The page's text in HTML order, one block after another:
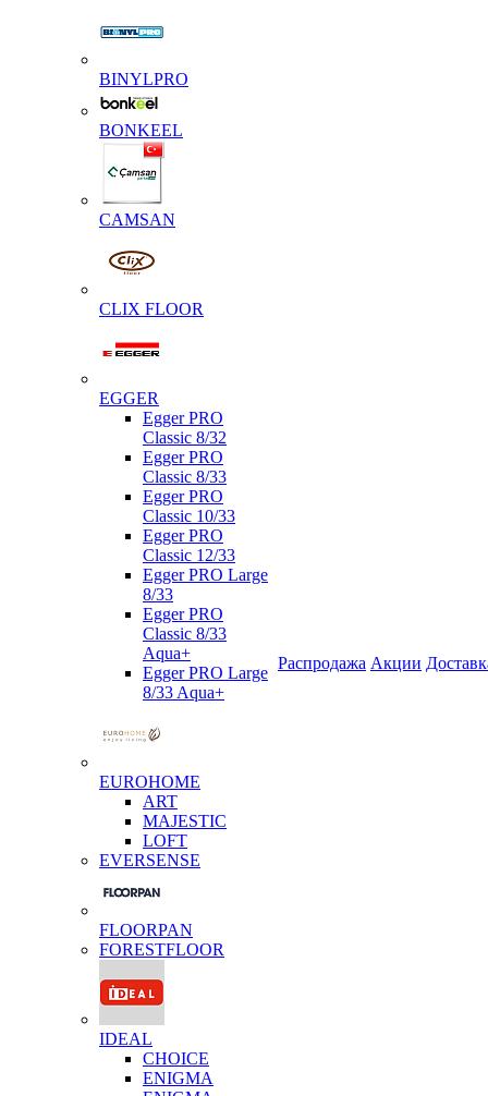
BINYLPRO
BONKEEL
CAMSAN
CLIX FLOOR
EGGER
Egger PRO
Classic 8/32
Egger PRO
Classic 8/33
Egger PRO
Classic 10/33
Egger PRO
Classic 12/33
Egger PRO Large
8/33
Egger PRO
Classic 8/33
Aqua+
Egger PRO Large
8/33 Aqua+
EUROHOME
ART
MAJESTIC
LOFT
EVERSENSE
FLOORPAN
FORESTFLOOR
IDEAL
CHOICE
ENIGMA
Распродажа Акции